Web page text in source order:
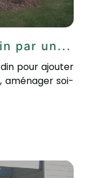
par un...
pour ajouter
aménager soi-